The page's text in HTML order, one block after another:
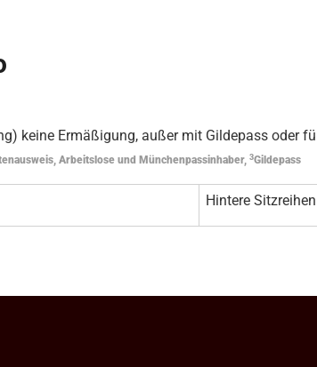
keine Ermäßigung, außer mit Gildepass oder
Arbeitslose und Münchenpassinhaber, 3Gildepass
Hintere